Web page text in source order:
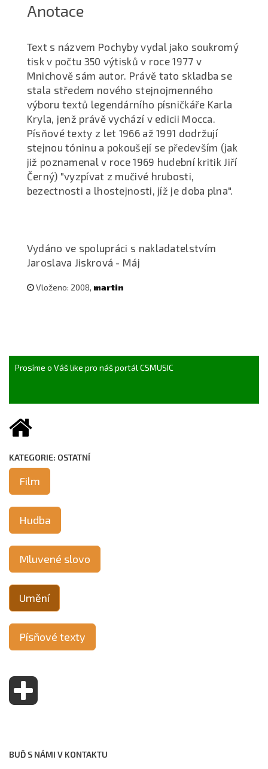
Anotace
Text s názvem Pochyby vydal jako soukromý
tisk v počtu 350 výtisků v roce 1977 v
Mnichově sám autor. Právě tato skladba se
stala středem nového stejnojmenného
výboru textů legendárního písničkáře Karla
Kryla, jenž právě vychází v edicii Mocca.
Písňové texty z let 1966 až 1991 dodržují
stejnou tóninu a pokoušejí se především (jak
již poznamenal v roce 1969 hudební kritik Jiří
Černý) "vyzpívat z mučivé hrubosti,
bezectnosti a lhostejnosti, jíž je doba plna".
Vydáno ve spolupráci s nakladatelstvím
Jaroslava Jiskrová - Máj
Vloženo: 2008, martin
Prosíme o Váš like pro náš portál CSMUSIC
KATEGORIE: OSTATNÍ
Film
Hudba
Mluvené slovo
Umění
Písňové texty
BUĎ S NÁMI V KONTAKTU